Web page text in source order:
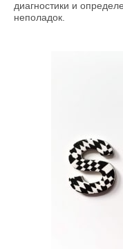
диагностики и
неполадок.